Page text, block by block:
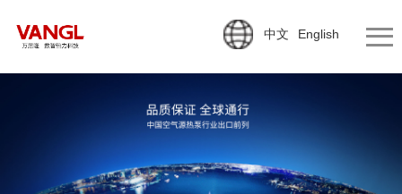
中文 English